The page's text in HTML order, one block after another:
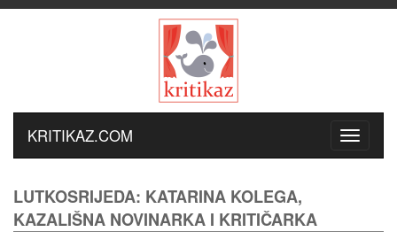
KRITIKAZ.COM
LUTKOSRIJEDA: KATARINA KOLEGA,
KAZALIŠNA NOVINARKA I KRITIČARKA